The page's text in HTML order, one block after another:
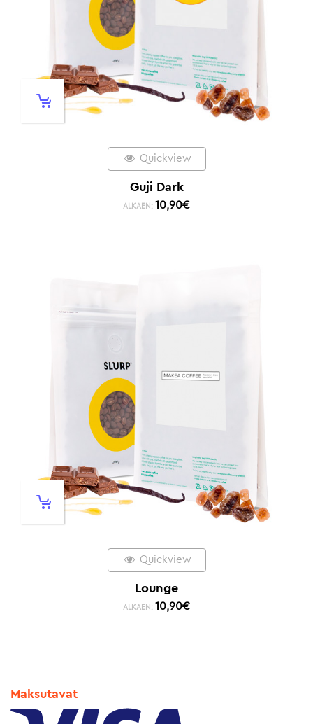
Quickview
Guji Dark
ALKAEN: 10,90€
Quickview
Lounge
ALKAEN: 10,90€
Maksutavat